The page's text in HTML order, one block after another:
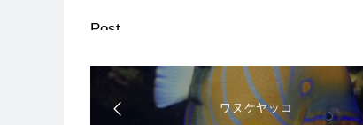
Post
ワヌケヤッコ